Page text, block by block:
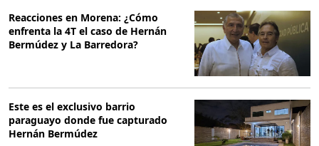
Reacciones en Morena: ¿Cómo
enfrenta la 4T el caso de Hernán
Bermúdez y La Barredora?
Este es el exclusivo barrio
paraguayo donde fue capturado
Hernán Bermúdez